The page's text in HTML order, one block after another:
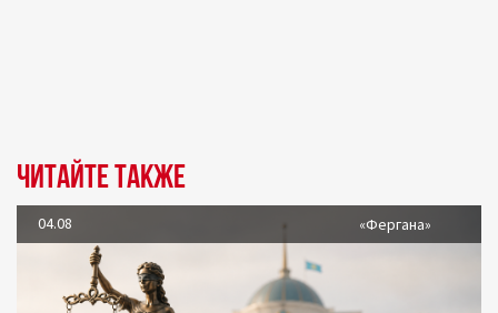
Читайте также
04.08 «Фергана»